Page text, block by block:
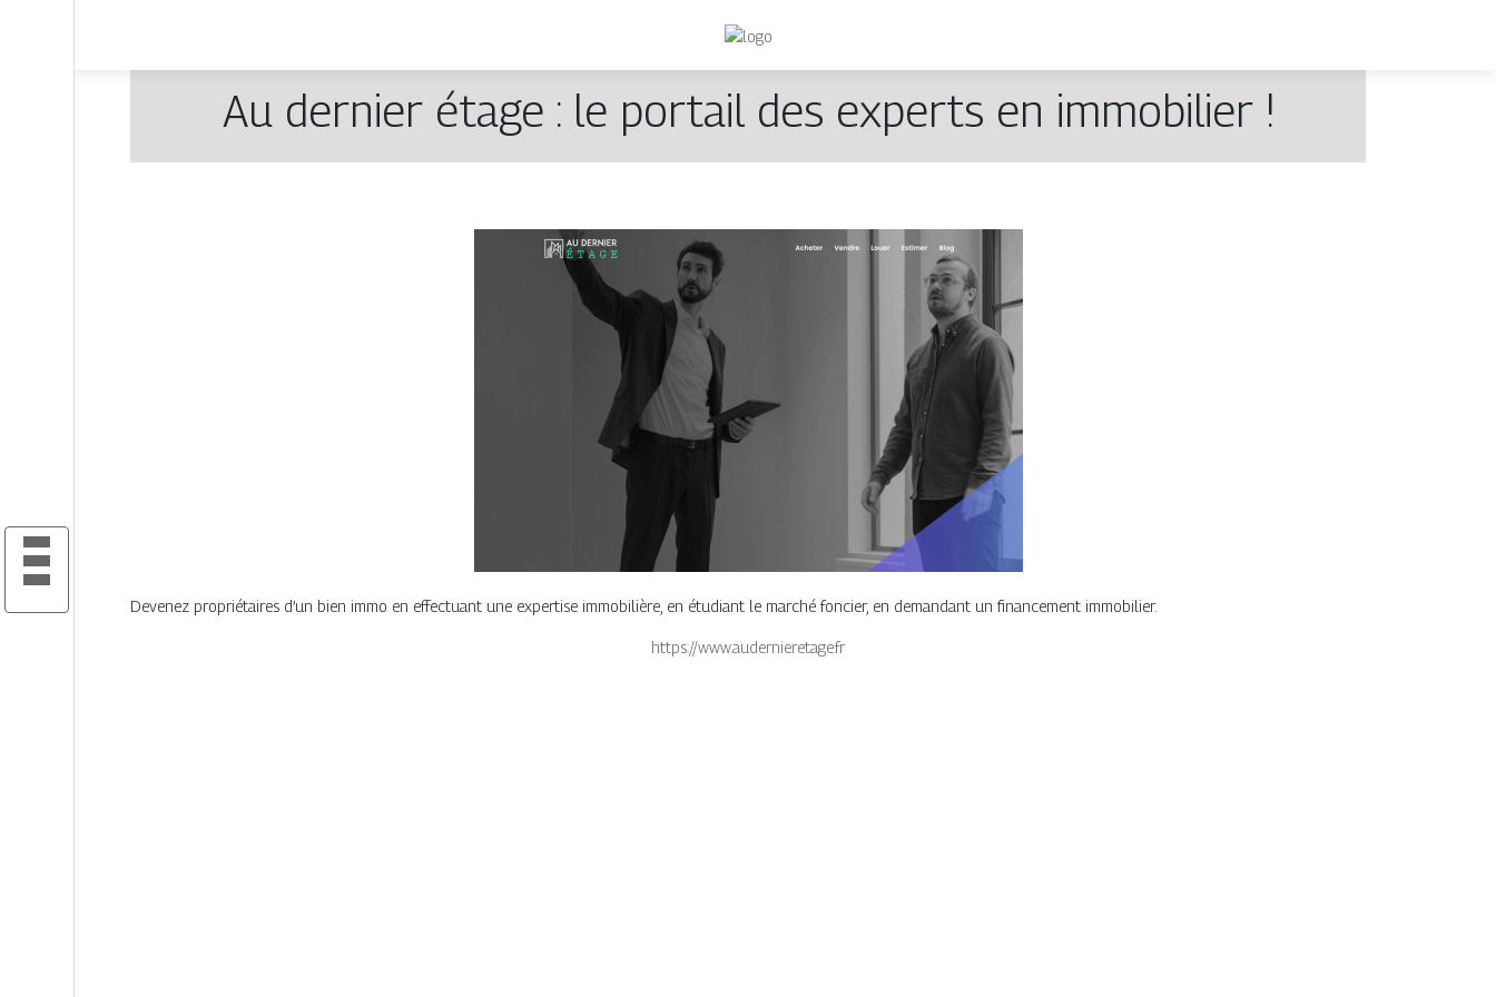
Au dernier étage : le portail des experts en immobilier !
Devenez propriétaires d’un bien immo en effectuant une expertise immobilière, en étudiant le marché foncier, en demandant un financement immobilier.
https://www.audernieretage.fr